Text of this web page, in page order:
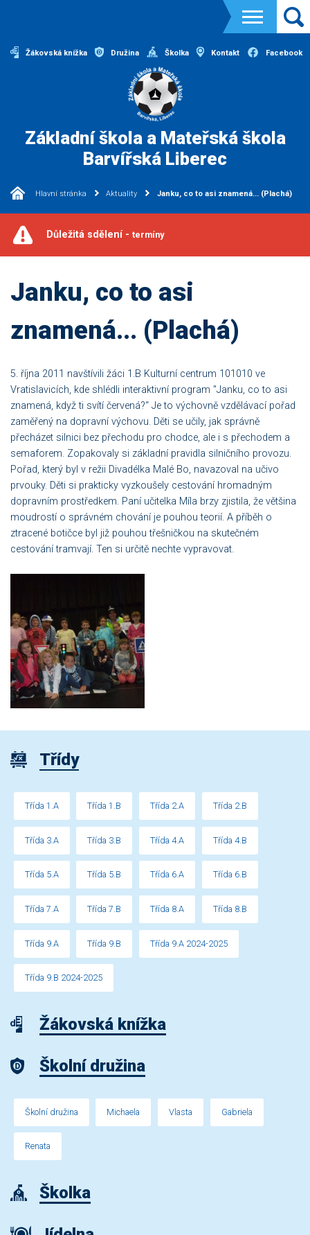
Žákovská knížka Družina Školka Kontakt Facebook
Základní škola a Mateřská škola
Barvířská Liberec
Hlavní stránka Aktuality Janku, co to asi znamená... (Plachá)
Důležitá sdělení - termíny
Janku, co to asi
znamená... (Plachá)
5. října 2011 navštívili žáci 1.B Kulturní centrum 101010 ve
Vratislavicích, kde shlédli interaktivní program "Janku, co to asi
znamená, když ti svítí červená?“ Je to výchovně vzdělávací pořad
zaměřený na dopravní výchovu. Děti se učily, jak správně
přecházet silnici bez přechodu pro chodce, ale i s přechodem a
semaforem. Zopakovaly si základní pravidla silničního provozu.
Pořad, který byl v režii Divadélka Malé Bo, navazoval na učivo
prvouky. Děti si prakticky vyzkoušely cestování hromadným
dopravním prostředkem. Paní učitelka Míla brzy zjistila, že většina
moudrostí o správném chování je pouhou teorií. A příběh o
ztracené botičce byl již pouhou třešničkou na skutečném
cestování tramvají. Ten si určitě nechte vypravovat.
Třídy
Třída 1.A Třída 1.B Třída 2.A Třída 2.B
Třída 3.A Třída 3.B Třída 4.A Třída 4.B
Třída 5.A Třída 5.B Třída 6.A Třída 6.B
Třída 7.A Třída 7.B Třída 8.A Třída 8.B
Třída 9.A Třída 9.B Třída 9.A 2024-2025
Třída 9.B 2024-2025
Žákovská knížka
Školní družina
Školní družina Michaela Vlasta Gabriela
Renata
Školka